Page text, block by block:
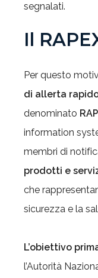
segnalati.
Il
Per questo
di allerta
denominato
information
membri di
prodotti e
che
sicurezza e la
L’obiettivo
l’Autorità